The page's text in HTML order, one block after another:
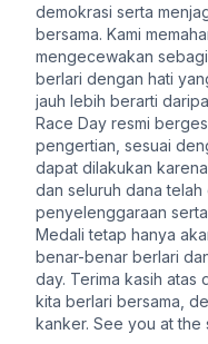
demokrasi serta
bersama. Kami
mengecewakan
berlari dengan hati
jauh lebih berarti
Race Day resmi
pengertian, sesuai
dapat dilakukan
dan seluruh dana
penyelenggaraan
Medali tetap hanya
benar-benar berlari
day. Terima kasih atas
kita berlari bersama,
kanker. See you at the